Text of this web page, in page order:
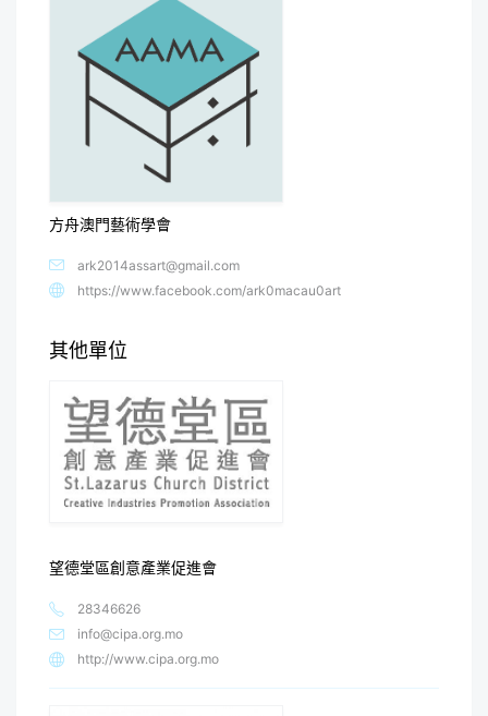
方舟澳門藝術學會
ark2014assart@gmail.com
https://www.facebook.com/ark0macau0art
其他單位
望德堂區創意產業促進會
28346626
info@cipa.org.mo
http://www.cipa.org.mo